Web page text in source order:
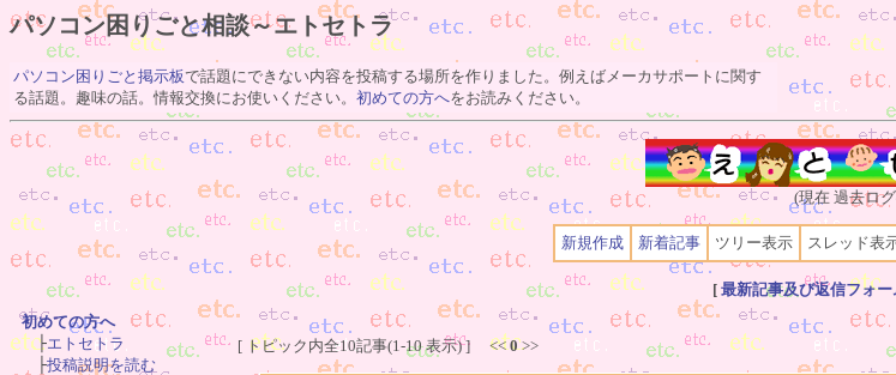
パソコン困りごと相談～エトセトラ
パソコン困りごと掲示板で話題にできない内容を投稿する場所を作りました。例えばメーカサポートに関す
る話題。趣味の話。情報交換にお使いください。 初めての方へをお読みください。
(現在 過去ロ
新規作成 新着記事 ツリー表示 スレッド表
[ 最新記事及び返信フォ
[ トピック内全10記事(1-10 表示) ] <<0>>
初めての方へ
├エトセトラ
├投稿説明を読む